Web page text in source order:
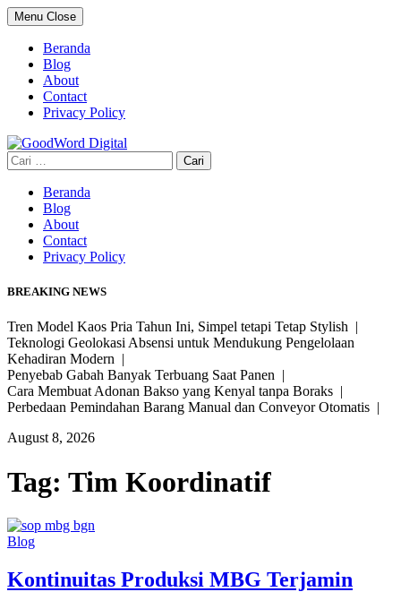
Skip
to
content
Menu Close
Beranda
Blog
About
Contact
Privacy Policy
Cari
untuk:
Beranda
Blog
About
Contact
Privacy Policy
BREAKING NEWS
Tren Model Kaos Pria Tahun Ini, Simpel tetapi Tetap Stylish |
Teknologi Geolokasi Absensi untuk Mendukung Pengelolaan
Kehadiran Modern |
Penyebab Gabah Banyak Terbuang Saat Panen |
Cara Membuat Adonan Bakso yang Kenyal tanpa Boraks |
Perbedaan Pemindahan Barang Manual dan Conveyor Otomatis |
August 8, 2026
Tag: Tim Koordinatif
Blog
Kontinuitas Produksi MBG Terjamin